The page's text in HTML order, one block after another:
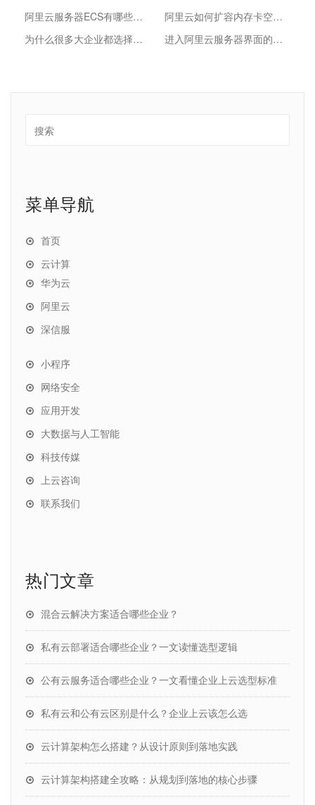
阿里云服务器ECS有哪些优势
阿里云如何扩容内存卡空间容量
为什么很多大企业都选择用阿里云服务器？
进入阿里云服务器界面的操作步骤
菜单导航
首页
云计算
华为云
阿里云
深信服
小程序
网络安全
应用开发
大数据与人工智能
科技传媒
上云咨询
联系我们
热门文章
混合云解决方案适合哪些企业？
私有云部署适合哪些企业？一文读懂选型逻辑
公有云服务适合哪些企业？一文看懂企业上云选型标准
私有云和公有云区别是什么？企业上云该怎么选
云计算架构怎么搭建？从设计原则到落地实践
云计算架构搭建全攻略：从规划到落地的核心步骤